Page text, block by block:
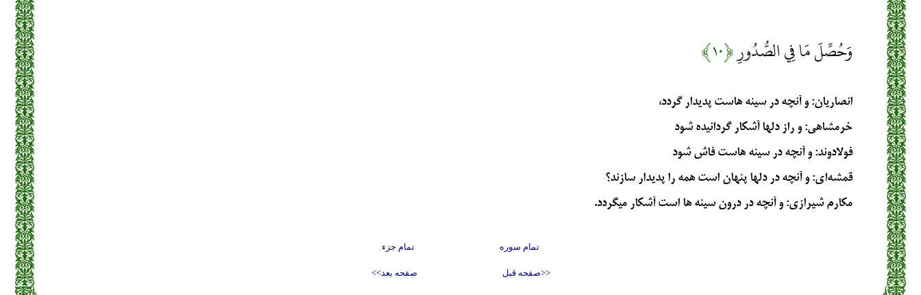
وَحُصِّلَ مَا فِي الصُّدُورِ﴿۱۰﴾
انصاریان: و آنچه در سینه هاست پدیدار گردد،
خرمشاهی: و راز دلها آشكار گردانيده شود
فولادوند: و آنچه در سينه‏ هاست فاش شود
قمشه‌ای: و آنچه در دلها پنهان است همه را پدیدار سازند؟
مکارم شیرازی: و آنچه در درون سينه‏ ها است آشكار مي‏گردد.
تمام سوره تمام جزء
<<صفحه قبل صفحه بعد>>